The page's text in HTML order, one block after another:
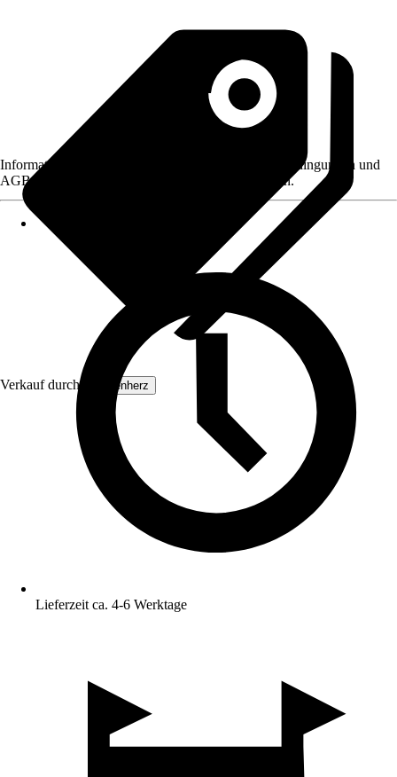
Verkauf durch: Exotenherz
Informationen des Verkäufers, wie z. B. Rückgabebedingungen und
AGB, finden Sie bei Klick auf den Verkäufernamen.
Lieferzeit ca. 4-6 Werktage